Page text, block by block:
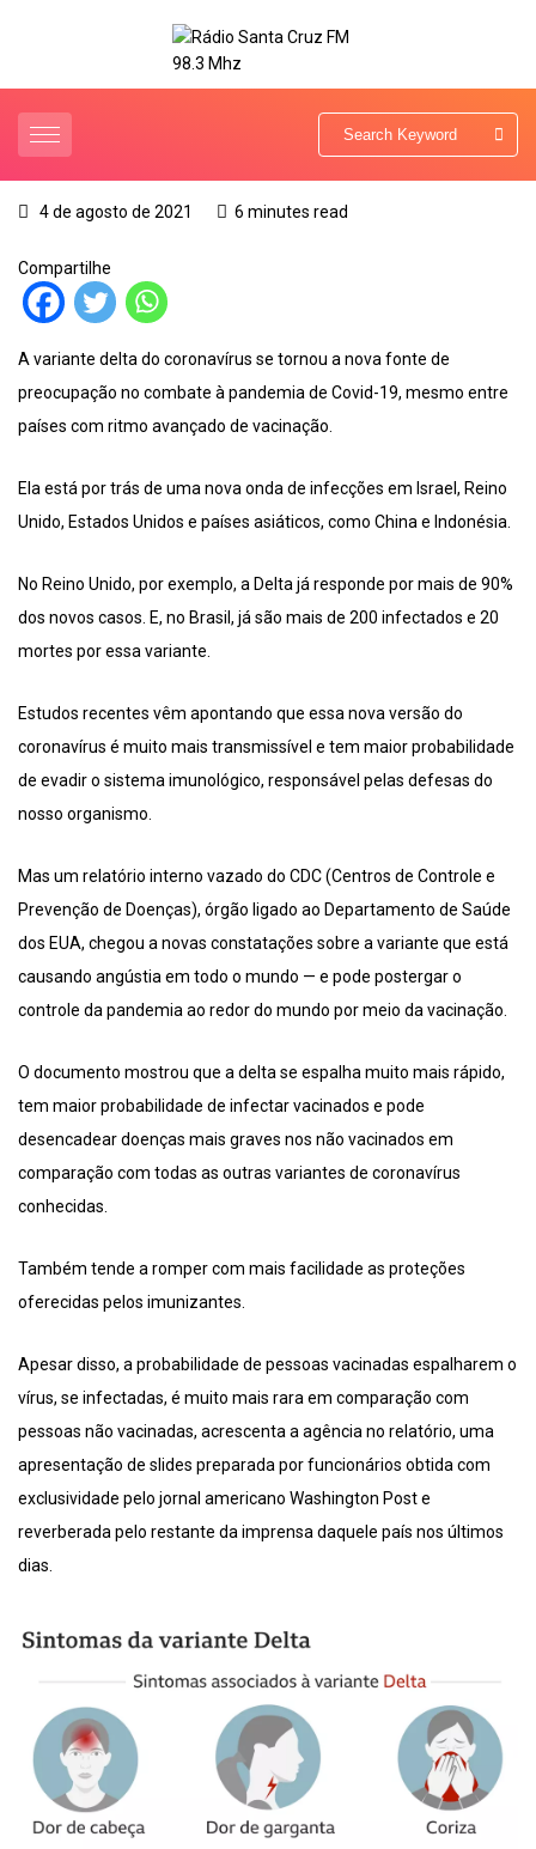
4 de agosto de 2021 6 minutes read
Compartilhe
A variante delta do coronavírus se tornou a nova fonte de
preocupação no combate à pandemia de Covid-19, mesmo entre
países com ritmo avançado de vacinação.
Ela está por trás de uma nova onda de infecções em Israel, Reino
Unido, Estados Unidos e países asiáticos, como China e Indonésia.
No Reino Unido, por exemplo, a Delta já responde por mais de 90%
dos novos casos. E, no Brasil, já são mais de 200 infectados e 20
mortes por essa variante.
Estudos recentes vêm apontando que essa nova versão do
coronavírus é muito mais transmissível e tem maior probabilidade
de evadir o sistema imunológico, responsável pelas defesas do
nosso organismo.
Mas um relatório interno vazado do CDC (Centros de Controle e
Prevenção de Doenças), órgão ligado ao Departamento de Saúde
dos EUA, chegou a novas constatações sobre a variante que está
causando angústia em todo o mundo — e pode postergar o
controle da pandemia ao redor do mundo por meio da vacinação.
O documento mostrou que a delta se espalha muito mais rápido,
tem maior probabilidade de infectar vacinados e pode
desencadear doenças mais graves nos não vacinados em
comparação com todas as outras variantes de coronavírus
conhecidas.
Também tende a romper com mais facilidade as proteções
oferecidas pelos imunizantes.
Apesar disso, a probabilidade de pessoas vacinadas espalharem o
vírus, se infectadas, é muito mais rara em comparação com
pessoas não vacinadas, acrescenta a agência no relatório, uma
apresentação de slides preparada por funcionários obtida com
exclusividade pelo jornal americano Washington Post e
reverberada pelo restante da imprensa daquele país nos últimos
dias.